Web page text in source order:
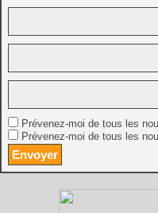
Prévenez-moi de tous les
Prévenez-moi de tous les